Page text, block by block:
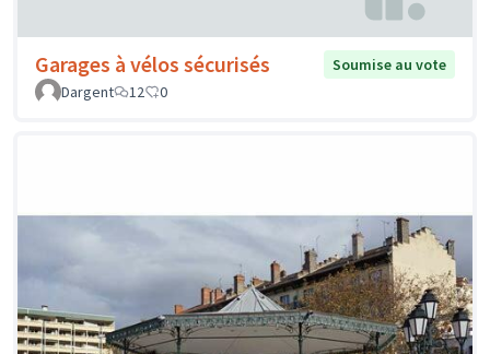
Garages à vélos sécurisés
Soumise au vote
Dargent
12 0